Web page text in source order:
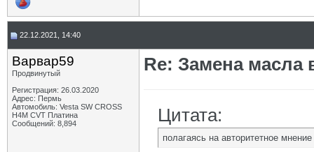
22.12.2021, 14:40
Варвар59
Продвинутый
Регистрация: 26.03.2020
Адрес: Пермь
Автомобиль: Vesta SW CROSS
H4M CVT Платина
Сообщений: 8,894
Re: Замена масла
Цитата:
полагаясь на авторитетное